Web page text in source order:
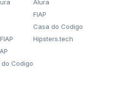
Codigo
Alura
FIAP
Casa do Codigo
Hipsters.tech